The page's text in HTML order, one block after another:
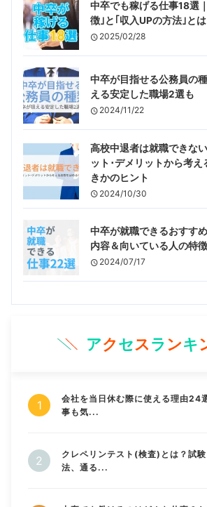
中卒でも稼げる仕事18選
徴｣と｢収入UPの方法｣とは
2025/02/28
中卒が目指せる公務員の
える安定した職場2選も
2024/11/22
高校中退者は就職できな
ット･デメリットから考え
きかのヒント
2024/10/30
中卒が就職できるおすす
内容＆向いている人の特
2024/07/17
アクセスランキ
会社を当日休む際に使える理由24
事も気...
クレペリンテスト(検査)とは？試
法、通る...